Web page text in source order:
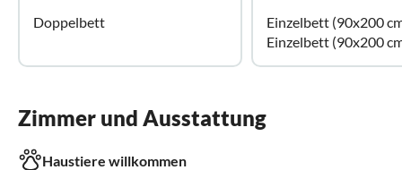
Doppelbett
Einzelbett (90x200
Einzelbett (90x200
Zimmer und Ausstattung
Haustiere willkommen